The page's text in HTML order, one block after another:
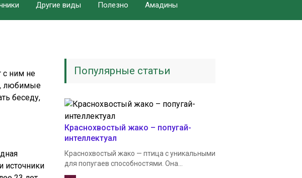
Другие виды Полезно Амадины
с ним не
любимые
беседу,
источники
Популярные статьи
Краснохвостый жако – попугай-
интеллектуал
Краснохвостый жако — птица с уникальными
для попугаев способностями. Она...